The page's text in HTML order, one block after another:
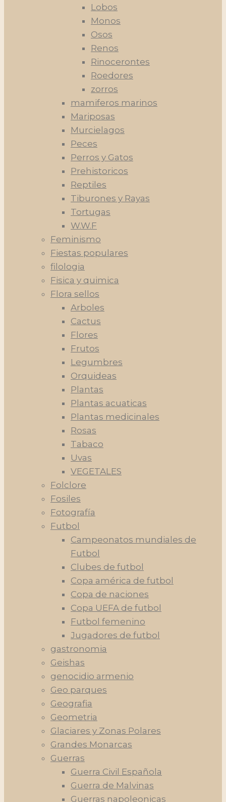
Lobos
Monos
Osos
Renos
Rinocerontes
Roedores
zorros
mamiferos marinos
Mariposas
Murcielagos
Peces
Perros y Gatos
Prehistoricos
Reptiles
Tiburones y Rayas
Tortugas
W.W.F
Feminismo
Fiestas populares
filologia
Fisica y quimica
Flora sellos
Arboles
Cactus
Flores
Frutos
Legumbres
Orquideas
Plantas
Plantas acuaticas
Plantas medicinales
Rosas
Tabaco
Uvas
VEGETALES
Folclore
Fosiles
Fotografía
Futbol
Campeonatos mundiales de
Futbol
Clubes de futbol
Copa américa de futbol
Copa de naciones
Copa UEFA de futbol
Futbol femenino
Jugadores de futbol
gastronomia
Geishas
genocidio armenio
Geo parques
Geografia
Geometria
Glaciares y Zonas Polares
Grandes Monarcas
Guerras
Guerra Civil Española
Guerra de Malvinas
Guerras napoleonicas